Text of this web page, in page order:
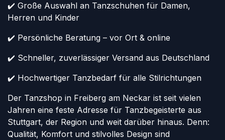
✔️ Große Auswahl an Tanzschuhen für Damen,
Herren und Kinder
✔️ Persönliche Beratung – vor Ort & online
✔️ Schneller, zuverlässiger Versand aus Deutschland
✔️ Hochwertiger Tanzbedarf für alle Stilrichtungen
Der Tanzshop in Freiberg am Neckar ist seit vielen
Jahren eine feste Adresse für Tanzbegeisterte aus
Stuttgart, der Region und weit darüber hinaus. Denn:
Qualität, Komfort und stilvolles Design sind